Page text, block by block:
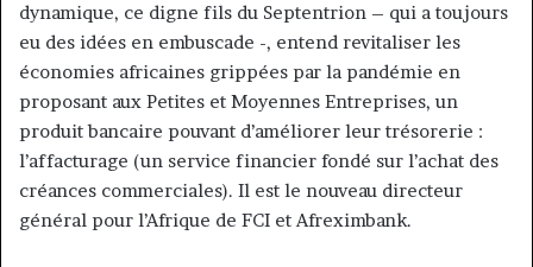
dynamique, ce digne fils du Septentrion – qui a toujours
eu des idées en embuscade -, entend revitaliser les
économies africaines grippées par la pandémie en
proposant aux Petites et Moyennes Entreprises, un
produit bancaire pouvant d’améliorer leur trésorerie :
l’affacturage (un service financier fondé sur l’achat des
créances commerciales). Il est le nouveau directeur
général pour l’Afrique de FCI et Afreximbank.